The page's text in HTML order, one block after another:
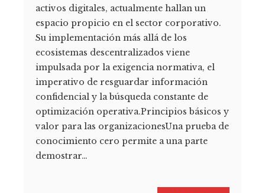
activos digitales, actualmente hallan un
espacio propicio en el sector corporativo.
Su implementación más allá de los
ecosistemas descentralizados viene
impulsada por la exigencia normativa, el
imperativo de resguardar información
confidencial y la búsqueda constante de
optimización operativa.Principios básicos y
valor para las organizacionesUna prueba de
conocimiento cero permite a una parte
demostrar…